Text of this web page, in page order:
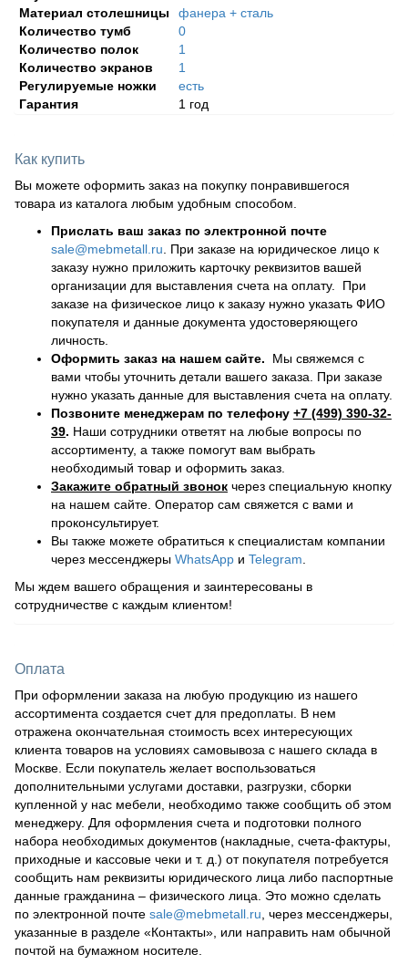
Материал столешницы
фанера + сталь
Количество тумб
0
Количество полок
1
Количество экранов
1
Регулируемые ножки
есть
Гарантия
1 год
Как купить
Вы можете оформить заказ на покупку понравившегося
товара из каталога любым удобным способом.
Прислать ваш заказ по электронной почте
sale@mebmetall.ru . При заказе на юридическое лицо к
заказу нужно приложить карточку реквизитов вашей
организации для выставления счета на оплату. При
заказе на физическое лицо к заказу нужно указать ФИО
покупателя и данные документа удостоверяющего
личность.
Оформить заказ на нашем сайте. Мы свяжемся с
вами чтобы уточнить детали вашего заказа. При заказе
нужно указать данные для выставления счета на оплату.
Позвоните менеджерам по телефону +7 (499) 390-32-
39. Наши сотрудники ответят на любые вопросы по
ассортименту, а также помогут вам выбрать
необходимый товар и оформить заказ.
Закажите обратный звонок через специальную кнопку
на нашем сайте. Оператор сам свяжется с вами и
проконсультирует.
Вы также можете обратиться к специалистам компании
через мессенджеры WhatsApp и Telegram
Мы ждем вашего обращения и заинтересованы в
сотрудничестве с каждым клиентом!
Оплата
При оформлении заказа на любую продукцию из нашего
ассортимента создается счет для предоплаты. В нем
отражена окончательная стоимость всех интересующих
клиента товаров на условиях самовывоза с нашего склада в
Москве. Если покупатель желает воспользоваться
дополнительными услугами доставки, разгрузки, сборки
купленной у нас мебели, необходимо также сообщить об этом
менеджеру. Для оформления счета и подготовки полного
набора необходимых документов (накладные, счета-фактуры,
приходные и кассовые чеки и т. д.) от покупателя потребуется
сообщить нам реквизиты юридического лица либо паспортные
данные гражданина – физического лица. Это можно сделать
по электронной почте sale@mebmetall.ru , через мессенджеры,
указанные в разделе «Контакты», или направить нам обычной
почтой на бумажном носителе.